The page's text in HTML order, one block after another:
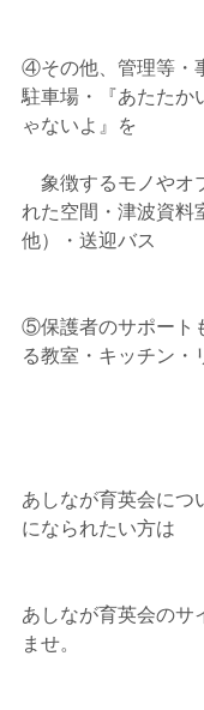
④その他、管理等・
駐車場・『あたたか
ゃないよ』を
象徴するモノやオ
れた空間・津波資料
他）・送迎バス
⑤保護者のサポート
る教室・キッチン・
あしなが育英会につ
になられたい方は
あしなが育英会のサ
ませ。